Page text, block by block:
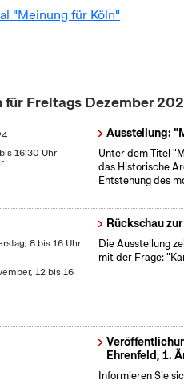
"Meinung für Köln"
für Freitags Dezember
16:30 Uhr
Ausstellung:
Unter dem Titel
das Historische
Entstehung des
8 bis 16 Uhr
12 bis 16
Rückschau
Die Ausstellung
mit der Frage:
Ehrenfeld, 1.
Informieren Sie